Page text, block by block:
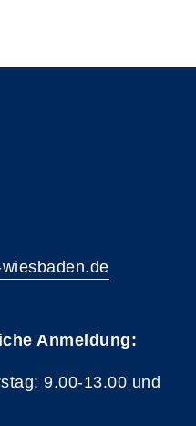
Anmeldung:
9.00-13.00 und